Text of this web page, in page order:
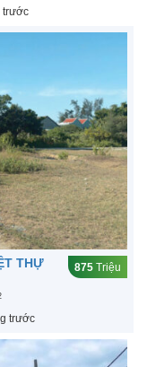
trước
THỰ
875 Triệu
trước